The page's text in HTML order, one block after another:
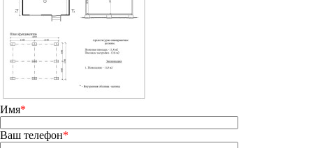
Имя*
Ваш телефон*